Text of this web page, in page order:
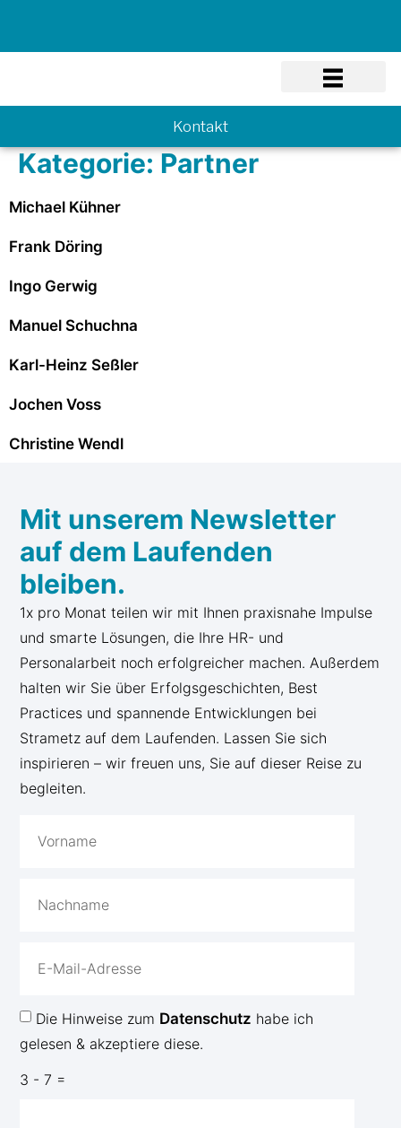
Kontakt
Kategorie: Partner
Michael Kühner
Frank Döring
Ingo Gerwig
Manuel Schuchna
Karl-Heinz Seßler
Jochen Voss
Christine Wendl
Mit unserem Newsletter
auf dem Laufenden
bleiben.
1x pro Monat teilen wir mit Ihnen praxisnahe Impulse
und smarte Lösungen, die Ihre HR- und
Personalarbeit noch erfolgreicher machen. Außerdem
halten wir Sie über Erfolgsgeschichten, Best
Practices und spannende Entwicklungen bei
Strametz auf dem Laufenden. Lassen Sie sich
inspirieren – wir freuen uns, Sie auf dieser Reise zu
begleiten.
Die Hinweise zum Datenschutz habe ich
gelesen & akzeptiere diese.
3 - 7 =